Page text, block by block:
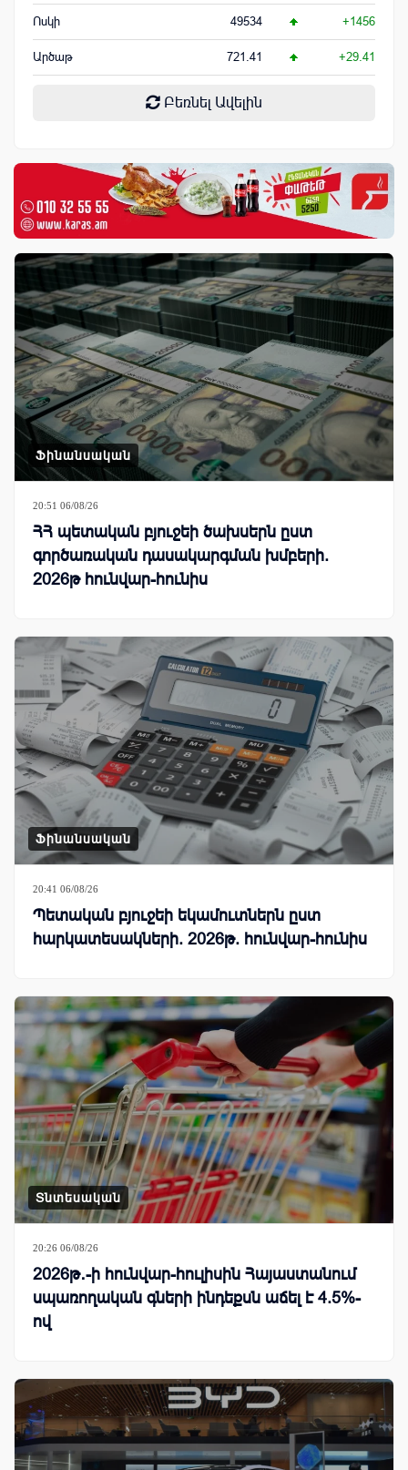
Ոսկի 49534 +1456
Արծաթ 721.41 +29.41
Բեռնել Ավելին
Ֆինանսական
20:51 06/08/26
ՀՀ պետական բյուջեի ծախսերն ըստ
գործառական դասակարգման խմբերի.
2026թ հունվար-հունիս
Ֆինանսական
20:41 06/08/26
Պետական բյուջեի եկամուտներն ըստ
հարկատեսակների. 2026թ. հունվար-հունիս
Տնտեսական
20:26 06/08/26
2026թ․-ի հունվար-հուլիսին Հայաստանում
սպառողական գների ինդեքսն աճել է 4.5%-
ով